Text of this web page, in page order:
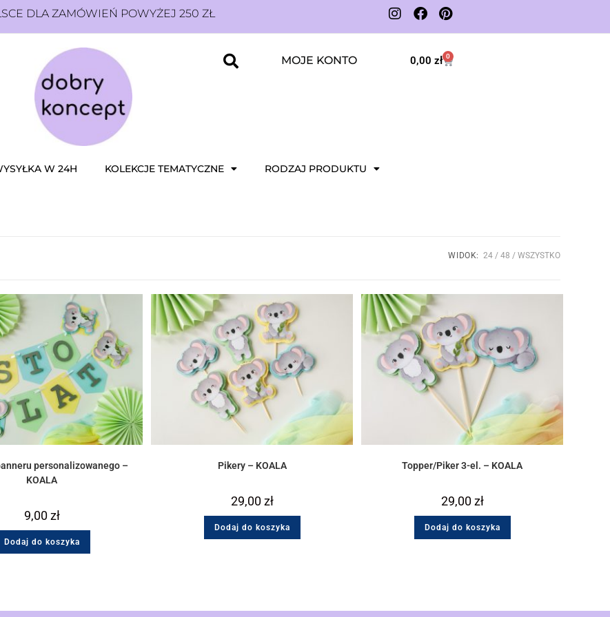
DLA ZAMÓWIEŃ POWYŻEJ 250 ZŁ
MOJE KONTO 0,00 zł 0
W 24H KOLEKCJE TEMATYCZNE RODZAJ PRODUKTU
WIDOK: 24 48 WSZYSTKO
personalizowanego –
KOALA
9,00zł
Dodaj do koszyka
Pikery – KOALA
29,00zł
Dodaj do koszyka
Topper/Piker 3-el. – KOALA
29,00zł
Dodaj do koszyka